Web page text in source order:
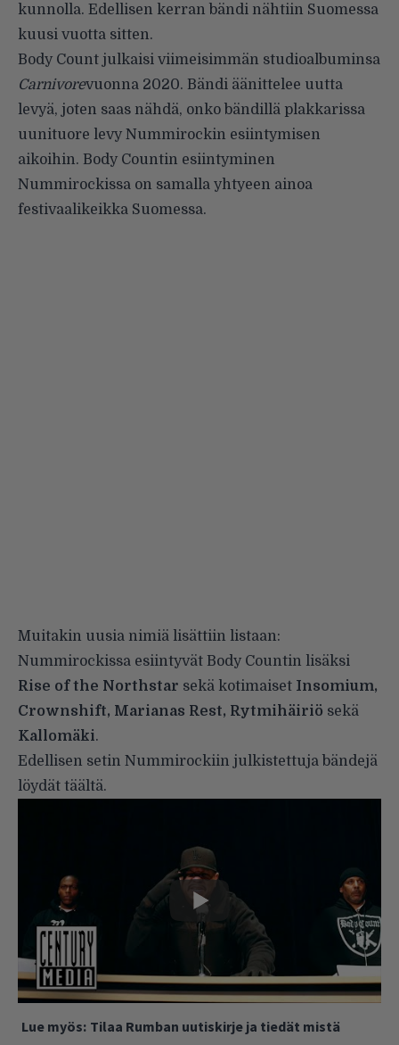
kunnolla. Edellisen kerran bändi nähtiin Suomessa
kuusi vuotta sitten.
Body Count julkaisi viimeisimmän studioalbuminsa
Carnivorevuonna 2020. Bändi äänittelee uutta
levyä, joten saas nähdä, onko bändillä plakkarissa
uunituore levy Nummirockin esiintymisen
aikoihin. Body Countin esiintyminen
Nummirockissa on samalla yhtyeen ainoa
festivaalikeikka Suomessa.
Muitakin uusia nimiä lisättiin listaan:
Nummirockissa esiintyvät Body Countin lisäksi
Rise of the Northstar sekä kotimaiset Insomium,
Crownshift, Marianas Rest, Rytmihäiriö sekä
Kallomäki.
Edellisen setin Nummirockiin julkistettuja bändejä
löydät täältä.
Lue myös: Tilaa Rumban uutiskirje ja tiedät mistä